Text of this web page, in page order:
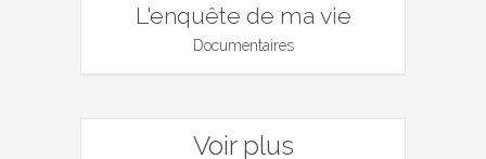
L'enquête de ma vie
Documentaires
Voir plus